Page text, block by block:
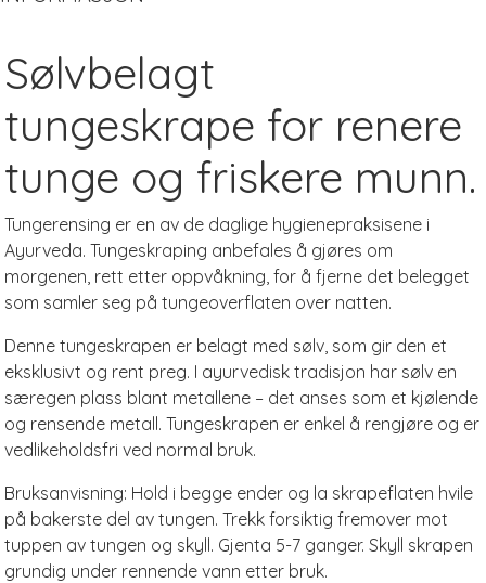
Sølvbelagt
tungeskrape for renere
tunge og friskere munn.
Tungerensing er en av de daglige hygienepraksisene i
Ayurveda. Tungeskraping anbefales å gjøres om
morgenen, rett etter oppvåkning, for å fjerne det belegget
som samler seg på tungeoverflaten over natten.
Denne tungeskrapen er belagt med sølv, som gir den et
eksklusivt og rent preg. I ayurvedisk tradisjon har sølv en
særegen plass blant metallene – det anses som et kjølende
og rensende metall. Tungeskrapen er enkel å rengjøre og er
vedlikeholdsfri ved normal bruk.
Bruksanvisning: Hold i begge ender og la skrapeflaten hvile
på bakerste del av tungen. Trekk forsiktig fremover mot
tuppen av tungen og skyll. Gjenta 5-7 ganger. Skyll skrapen
grundig under rennende vann etter bruk.